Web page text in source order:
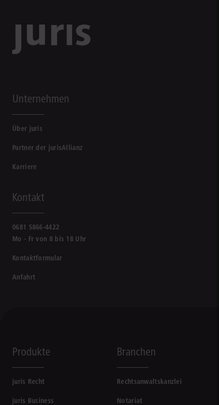
Unternehmen
Über juris
Partner der jurisAllianz
Karriere
Kontakt
0681 5866-4422
Mo - Fr von 8 bis 18 Uhr
Kontaktformular
Anfahrt
Produkte
juris Recht
juris Business
Branchen
Rechtsanwaltskanzlei
Notariat